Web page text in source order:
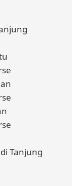
Tanjung